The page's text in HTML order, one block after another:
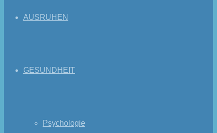
AUSRUHEN
GESUNDHEIT
Psychologie